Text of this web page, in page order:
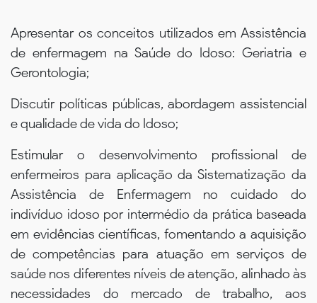
Apresentar os conceitos utilizados em Assistência
de enfermagem na Saúde do Idoso: Geriatria e
Gerontologia;
Discutir políticas públicas, abordagem assistencial
e qualidade de vida do Idoso;
Estimular o desenvolvimento profissional de
enfermeiros para aplicação da Sistematização da
Assistência de Enfermagem no cuidado do
indivíduo idoso por intermédio da prática baseada
em evidências científicas, fomentando a aquisição
de competências para atuação em serviços de
saúde nos diferentes níveis de atenção, alinhado às
necessidades do mercado de trabalho, aos